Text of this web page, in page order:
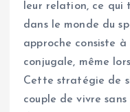
leur relation, ce qui
dans le monde du
approche consiste
conjugale, même
Cette stratégie de
couple de vivre